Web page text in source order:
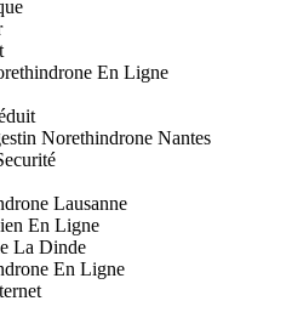
En Ligne
Norethindrone Nantes
Lausanne
En Ligne
La Dinde
En Ligne